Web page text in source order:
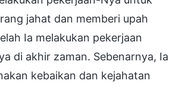
jahat dan memberi upah
Ia melakukan pekerjaan
di akhir zaman. Sebenarnya, Ia
kebaikan dan kejahatan